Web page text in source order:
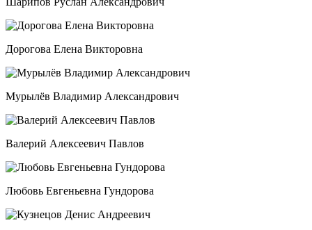
Дорогова Елена Викторовна
Мурылёв Владимир Александрович
Валерий Алексеевич Павлов
Любовь Евгеньевна Гундорова